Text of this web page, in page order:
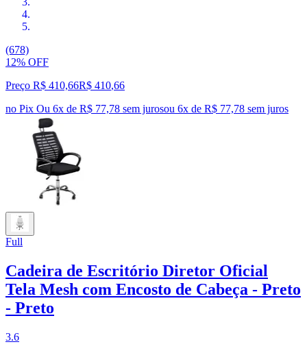
(678)
12% OFF
Preço R$ 410,66R$ 410,66
no Pix Ou 6x de R$ 77,78 sem jurosou 6x de R$ 77,78 sem juros
Full
Cadeira de Escritório Diretor Oficial
Tela Mesh com Encosto de Cabeça - Preto
- Preto
3.6